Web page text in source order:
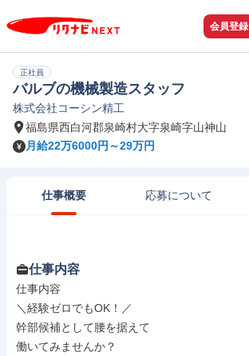
会員登録
正社員
バルブの機械製造スタッフ
株式会社コーシン精工
福島県西白河郡泉崎村大字泉崎字山神山
月給22万6000円～29万円
仕事概要 応募について
仕事内容
仕事内容
＼経験ゼロでもOK！／
幹部候補として腰を据えて
働いてみませんか？